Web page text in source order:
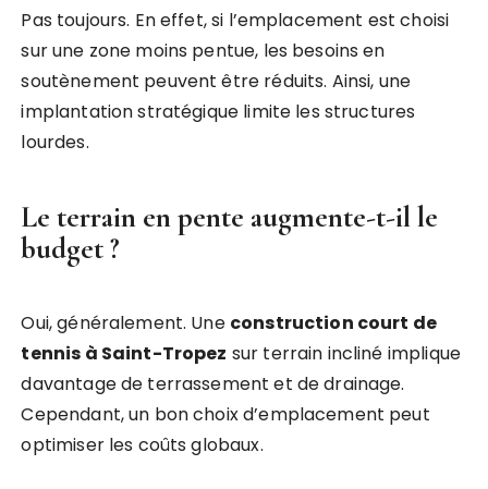
Pas toujours. En effet, si l’emplacement est choisi
sur une zone moins pentue, les besoins en
soutènement peuvent être réduits. Ainsi, une
implantation stratégique limite les structures
lourdes.
Le terrain en pente augmente-t-il le
budget ?
Oui, généralement. Une construction court de
tennis à Saint-Tropez sur terrain incliné implique
davantage de terrassement et de drainage.
Cependant, un bon choix d’emplacement peut
optimiser les coûts globaux.